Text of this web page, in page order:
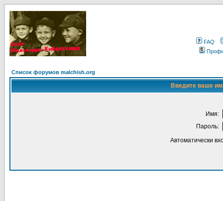
FAQ
Список форумов malchish.org
Введите ваше
Имя:
Пароль:
Автоматически